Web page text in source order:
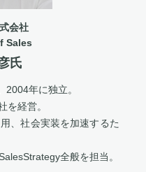
会社
Sales
氏
年に独立。
を経営。
、社会実装を加速するた
全般を担当。